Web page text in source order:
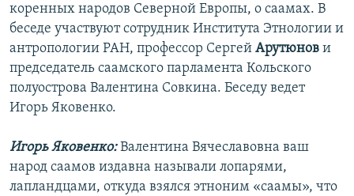
Все сайты РСЕ/РС
коренных народов Северной Европы, о саамах. В
беседе участвуют сотрудник Института Этнологии и
антропологии РАН, профессор Сергей Арутюнов и
председатель саамского парламента Кольского
полуострова Валентина Совкина. Беседу ведет
Игорь Яковенко.
Игорь Яковенко:Валентина Вячеславовна ваш
народ саамов издавна называли лопарями,
лапландцами, откуда взялся этноним «саамы», что